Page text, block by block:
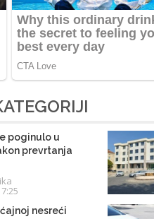
poginulo u
prevrtanja
nesreći